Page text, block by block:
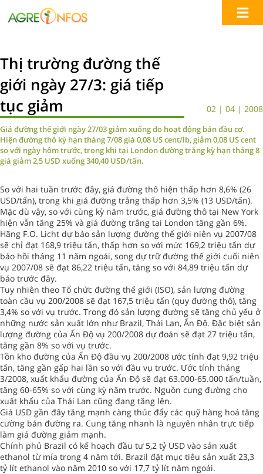
Thị trường đường thế
giới ngày 27/3: giá tiếp
tục giảm
02 | 04 | 2008
Giá đường thế giới ngày 27/03 giảm xuống do hoạt động bán đầu cơ.
Hiện đường thô kỳ hạn tháng 7/08 giá 0,08 US cent/lb, giảm 0,08 US cent
so với ngày hôm trước, trong khi tại London đường trắng kỳ hạn tháng 8
giá giảm 2,5 USD xuống 340,40 USD/tấn.
So với hai tuần trước đây, giá đường thô hiện thấp hơn 8,6% (26
USD/tấn), trong khi giá đường trắng thấp hơn 3,5% (13 USD/tấn).
Mặc dù vậy, so với cùng kỳ năm trước, giá đường thô tại New York
hiện vẫn tăng 25% và giá đường trắng tại London tăng gần 6%.
Hãng F.O. Licht dự báo sản lượng đường thế giới niên vụ 2007/08
sẽ chỉ đạt 168,9 triệu tấn, thấp hơn so với mức 169,2 triệu tấn dự
báo hồi tháng 11 năm ngoái, song dự trữ đường thế giới cuối niên
vụ 2007/08 sẽ đạt 86,22 triệu tấn, tăng so với 84,89 triệu tấn dự
báo trước đây.
Tuy nhiên theo Tổ chức đường thế giới (ISO), sản lượng đường
toàn cầu vụ 200/2008 sẽ đạt 167,5 triệu tấn (quy đường thô), tăng
3,4% so với vụ trước. Trong đó sản lượng đường sẽ tăng chủ yếu ở
những nước sản xuất lớn như Brazil, Thái Lan, Ấn Độ. Đặc biệt sản
lượng đường của Ấn Độ vụ 200/2008 dự đoán sẽ đạt 27 triệu tấn,
tăng gần 8% so với vụ trước.
Tồn kho đường của Ấn Độ đầu vụ 200/2008 ước tính đạt 9,92 triệu
tấn, tăng gần gấp hai lần so với đầu vụ trước. Ước tính tháng
3/2008, xuất khẩu đường của Ấn Độ sẽ đạt 63.000-65.000 tấn/tuần,
tăng 60-65% so với cùng kỳ năm trước. Nguồn cung đường cho
xuất khẩu của Thái Lan cũng đang tăng lên.
Giá USD gần đây tăng mạnh càng thúc đẩy các quỹ hàng hoá tăng
cường bán đường ra. Cung tăng nhanh là nguyên nhân trực tiếp
làm giá đường giảm mạnh.
Chính phủ Brazil có kế hoạch đầu tư 5,2 tỷ USD vào sản xuất
ethanol từ mía trong 4 năm tới. Brazil đặt mục tiêu sản xuất 23,3
tỷ lít ethanol vào năm 2010 so với 17,7 tỷ lít năm ngoái.